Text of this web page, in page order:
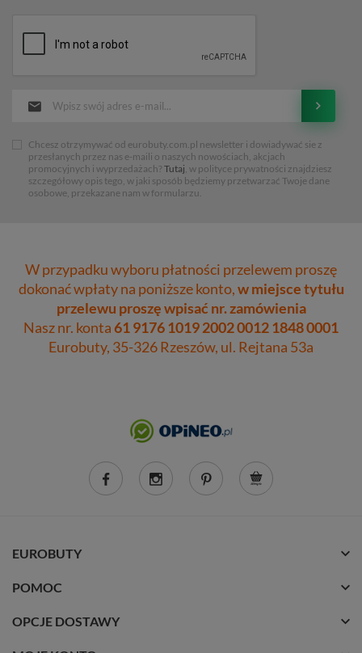
Chcesz otrzymywać od eurobuty.com.pl newsletter i dowiadywać sie z
przesłanych przez nas e-maili o naszych nowościach, akcjach
promocyjnych i wyprzedażach? Tutaj, w polityce prywatności znajdziesz
szczegółowy opis tego, w jaki sposób będziemy przetwarzać Twoje dane
osobowe, przekazane nam w formularzu.
W przypadku wyboru płatności przelewem proszę
dokonać wpłaty na poniższe konto,w miejsce tytułu
przelewu proszę wpisać nr. zamówienia
Nasz nr. konta61 9176 1019 2002 0012 1848 0001
Eurobuty, 35-326 Rzeszów, ul. Rejtana 53a
EUROBUTY
POMOC
OPCJE DOSTAWY